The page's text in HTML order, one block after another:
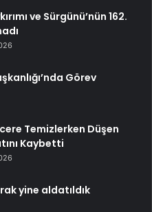
ve Sürgünü’nün 162.
Görev
Temizlerken Düşen
Kaybetti
yine aldatıldık